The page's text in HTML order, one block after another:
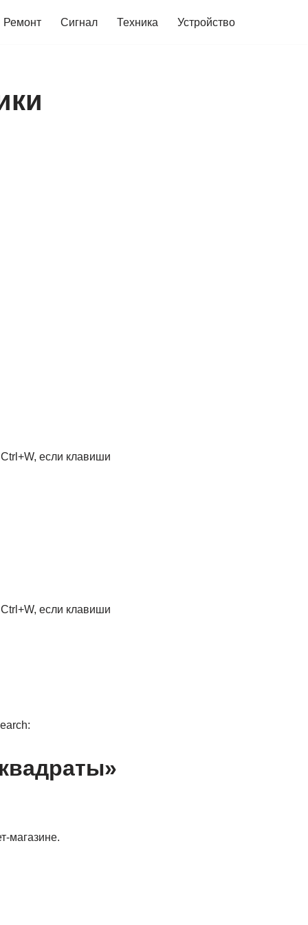
Ремонт Сигнал Техника Устройство
если клавиши
если клавиши
магазине.